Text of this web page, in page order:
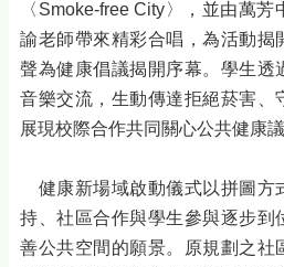
〈Smoke-free City〉，並由萬
諭老師帶來精彩合唱，為活動揭
聲為健康倡議揭開序幕。學生透
音樂交流，生動傳達拒絕菸害、
展現校際合作共同關心公共健康
健康新場域啟動儀式以拼圖方
持、社區合作與學生參與逐步到
善公共空間的願景。原規劃之社